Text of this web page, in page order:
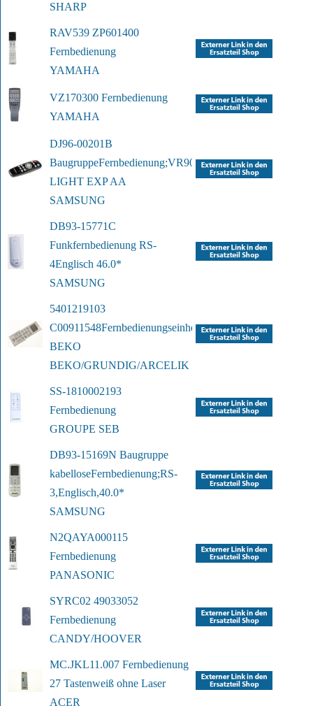
SHARP
RAV539 ZP601400
Fernbedienung
YAMAHA
VZ170300 Fernbedienung
YAMAHA
DJ96-00201B
BaugruppeFernbedienung;VR9000
LIGHT EXP AA
SAMSUNG
DB93-15771C
Funkfernbedienung RS-
4Englisch 46.0*
SAMSUNG
5401219103
C00911548Fernbedienungseinheit
BEKO
BEKO/GRUNDIG/ARCELIK
SS-1810002193
Fernbedienung
GROUPE SEB
DB93-15169N Baugruppe
kabelloseFernbedienung;RS-
3,Englisch,40.0*
SAMSUNG
N2QAYA000115
Fernbedienung
PANASONIC
SYRC02 49033052
Fernbedienung
CANDY/HOOVER
MC.JKL11.007 Fernbedienung
27 Tastenweiß ohne Laser
ACER